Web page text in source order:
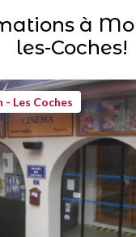
à
les-Coches!
Les Coches